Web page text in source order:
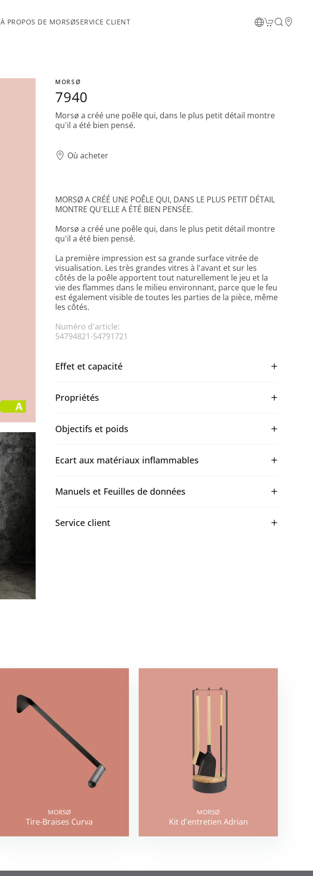
À PROPOS DE MORSØSERVICE CLIENT
MORSØ
7940
Morsø a créé une poêle qui, dans le plus petit détail montre
qu'il a été bien pensé.
Où acheter
MORSØ A CRÉÉ UNE POÊLE QUI, DANS LE PLUS PETIT DÉTAIL
MONTRE QU'ELLE A ÉTÉ BIEN PENSÉE.
Morsø a créé une poêle qui, dans le plus petit détail montre
qu'il a été bien pensé.
La première impression est sa grande surface vitrée de
visualisation. Les très grandes vitres à l'avant et sur les
côtés de la poêle apportent tout naturellement le jeu et la
vie des flammes dans le milieu environnant, parce que le feu
est également visible de toutes les parties de la pièce, même
les côtés.
Numéro d'article:
54794821-54791721
Effet et capacité
Propriétés
Objectifs et poids
Ecart aux matériaux inflammables
Manuels et Feuilles de données
Service client
MORSØ
Tire-Braises Curva
MORSØ
Kit d'entretien Adrian